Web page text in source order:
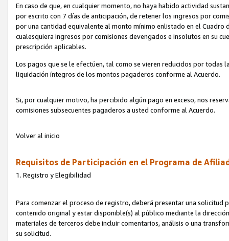
En caso de que, en cualquier momento, no haya habido actividad
por escrito con 7 días de anticipación, de retener los ingresos por
por una cantidad equivalente al monto mínimo enlistado en el
cualesquiera ingresos por comisiones devengados e insolutos en su
prescripción aplicables.
Los pagos que se le efectúen, tal como se vieren reducidos por todas
liquidación íntegros de los montos pagaderos conforme al Acuerdo.
Si, por cualquier motivo, ha percibido algún pago en exceso, nos
comisiones subsecuentes pagaderos a usted conforme al Acuerdo.
Volver al inicio
Requisitos de Participación en el Programa de
1. Registro y Elegibilidad
Para comenzar el proceso de registro, deberá presentar una solicitud
contenido original y estar disponible(s) al público mediante la
materiales de terceros debe incluir comentarios, análisis o una
su solicitud.